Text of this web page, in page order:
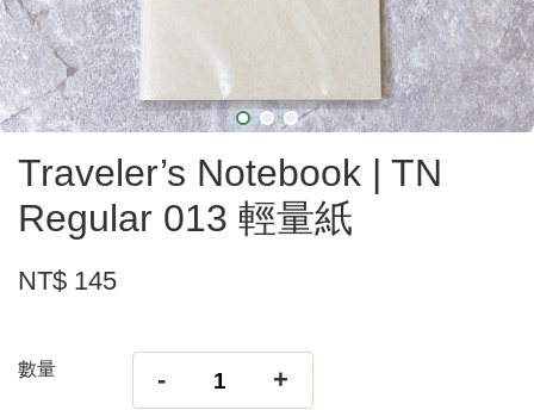
Traveler’s Notebook | TN
Regular 013 輕量紙
NT$ 145
數量 - +